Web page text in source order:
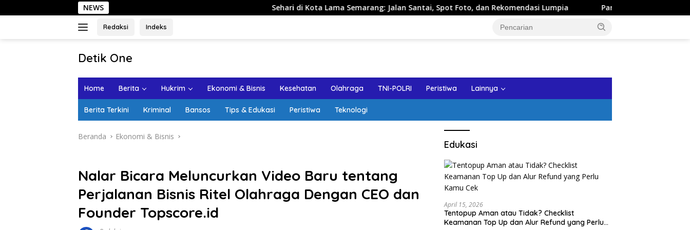
ke
NEWS Sehari di Kota Lama Semarang: Jalan Santai, Spot Foto, dan Rekomendasi Lumpia Panduan Wisata Keluarga ke Kota
Redaksi Indeks
Detik One
Ungkap
Home Berita Hukrim Ekonomi & Bisnis Kesehatan Olahraga TNI-POLRI Peristiwa Lainnya
Berita Terkini Kriminal Bansos Tips & Edukasi Peristiwa Teknologi
Beranda Ekonomi & Bisnis
Nalar Bicara Meluncurkan Video Baru tentang
Perjalanan Bisnis Ritel Olahraga Dengan CEO dan
Founder Topscore.id
Edukasi
April 15, 2026
Tentopup Aman atau Tidak? Checklist
Keamanan Top Up dan Alur Refund yang Perlu